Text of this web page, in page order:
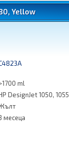
Yellow
ml
DesignJet 1050, 1055
месеца